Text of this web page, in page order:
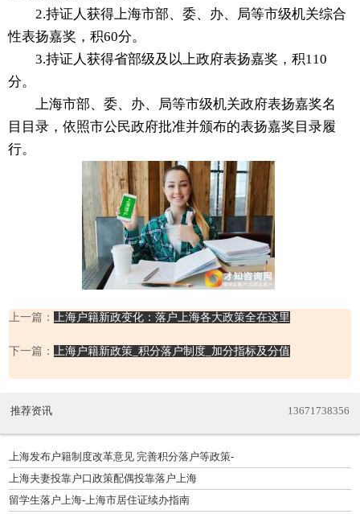
2.持证人获得上海市部、委、办、局等市级机关综合
性表扬嘉奖，积60分。
3.持证人获得省部级及以上政府表扬嘉奖，积110
分。
上海市部、委、办、局等市级机关政府表扬嘉奖名
目目录，依照市公民政府批准并颁布的表扬嘉奖目录履
行。
上一篇： 上海户籍新政变化：落户上海各大政策全在这里
下一篇： 上海户籍新政策_积分落户制度_加分指标及分值
推荐资讯 13671738356
上海发布户籍制度改革意见 完善积分落户等政策-
上海夫妻投靠户口政策配偶投靠落户上海
留学生落户上海-上海市居住证续办指南